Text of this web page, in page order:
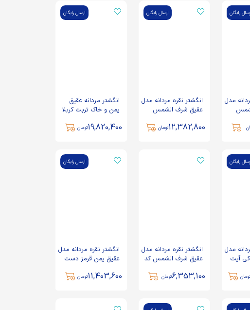
رایگان
مدل
ارسال رایگان
انگشتر نقره مردانه مدل
عقیق شرف الشمس
مصباح الهدی و سفینه
12,382,800تومان
ارسال رایگان
انگشتر مردانه عقیق
یمن و خاک تربت کربلا
همراه حرز امام جواد با
19,820,400تومان
رایگان
مدل
آیت
تومان
انگشتر نقره مردانه مدل
عقیق شرف الشمس کد
6,353,100تومان
ارسال رایگان
انگشتر نقره مردانه مدل
عقیق یمن قرمز دست
11,403,600تومان